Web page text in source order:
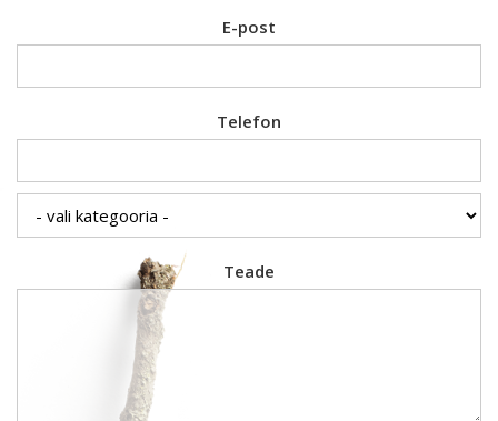
E-post
Telefon
Teade